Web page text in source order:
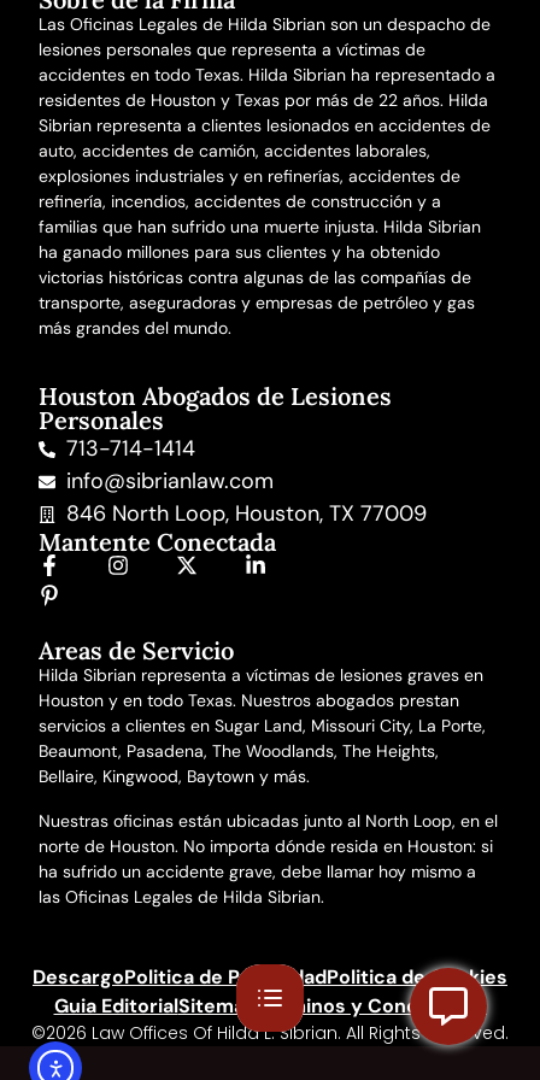
Las Oficinas Legales de Hilda Sibrian son un despacho de
lesiones personales que representa a víctimas de
accidentes en todo Texas. Hilda Sibrian ha representado a
residentes de Houston y Texas por más de 22 años. Hilda
Sibrian representa a clientes lesionados enaccidentes de
auto,accidentes de camión,accidentes laborales,
explosiones industriales y en refinerías,accidentes de
refinería, incendios,accidentes de construcción y a
familias que han sufrido una muerte injusta. Hilda Sibrian
ha ganado millones para sus clientes y ha obtenido
victorias históricas contra algunas de las compañías de
transporte, aseguradoras y empresas de petróleo y gas
más grandes del mundo.
Houston Abogados de Lesiones
Personales
713-714-1414
info@sibrianlaw.com
846 North Loop, Houston, TX 77009
Mantente Conectada
Areas de Servicio
Hilda Sibrian representa a víctimas de lesiones graves en
Houston y en todo Texas. Nuestros abogados prestan
servicios a clientes en Sugar Land, Missouri City, La Porte,
Beaumont, Pasadena, The Woodlands, The Heights,
Bellaire, Kingwood, Baytown y más.
Nuestras oficinas están ubicadas junto al North Loop, en el
norte de Houston. No importa dónde resida en Houston: si
ha sufrido un accidente grave, debe llamar hoy mismo a
las Oficinas Legales de Hilda Sibrian.
DescargoPolitica de PrivacidadPolitica de Cookies
Guia EditorialSitemap Terminos y Condiciones
©2026 Law Offices Of Hilda L. Sibrian. All Rights Reserved.